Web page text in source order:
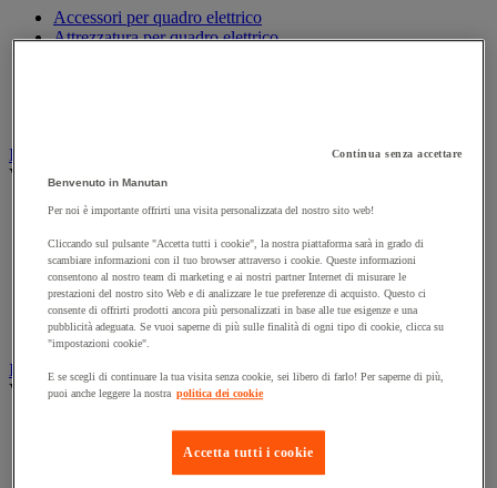
Accessori per quadro elettrico
Attrezzatura per quadro elettrico
Illuminazione
Vedi tutte le categorie
Illuminazione interna ed esterna
Lampada frontale
Lampada portatile
Lampadina
Proiettore da cantiere
Torcia
Ingrassaggio e lubrificazione
Vedi tutte le categorie
Attrezzi per lubrificazione
Continua senza accettare
Benvenuto in Manutan
Per noi è importante offrirti una visita personalizzata del nostro sito web!
Cliccando sul pulsante "Accetta tutti i cookie", la nostra piattaforma sarà in grado di
scambiare informazioni con il tuo browser attraverso i cookie. Queste informazioni
consentono al nostro team di marketing e ai nostri partner Internet di misurare le
prestazioni del nostro sito Web e di analizzare le tue preferenze di acquisto. Questo ci
consente di offrirti prodotti ancora più personalizzati in base alle tue esigenze e una
pubblicità adeguata. Se vuoi saperne di più sulle finalità di ogni tipo di cookie, clicca su
"impostazioni cookie".
E se scegli di continuare la tua visita senza cookie, sei libero di farlo! Per saperne di più,
puoi anche leggere la nostra politica dei cookie
Accetta tutti i cookie